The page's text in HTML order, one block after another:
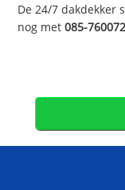
De 24/7 dakdekker
nog met085-